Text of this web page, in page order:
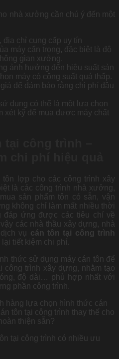
nhà xưởng cần chú ý đến một
địa chỉ cung cấp uy tín
máy cẩn trọng, đặc biệt là độ
gian xưởng.
ảnh hưởng đến hiệu suất sản
máy có công suất quá thấp.
để đảm bảo rằng chi phí đầu
dụng có thể là một lựa chọn
xét kỹ để mua được máy chất
lợp cho các công trình xây
là các công trình nhà xưởng,
sản phẩm tôn có sẵn, vận
không chỉ làm mất nhiều thời
đáp ứng được các tiêu chí về
các nhà thầu xây dựng, nhà
vụ cán tôn tại công trình
tiết kiệm chi phí.
thức sử dụng máy cán tôn để
công trình xây dựng, nhằm tạo
độ dài… phù hợp nhất với
phần công trình.
hàng lựa chọn hình thức cán
tôn tại công trình thay thế cho
thiện sẵn?
tại công trình có nhiều ưu